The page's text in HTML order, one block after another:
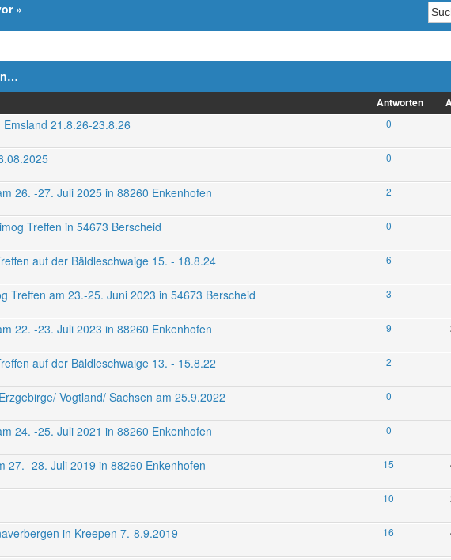
»
Antworten
21.8.26-23.8.26 0
0
26. -27. Juli 2025 in 88260 Enkenhofen 2
Treffen in 54673 Berscheid 0
auf der Bäldleschwaige 15. - 18.8.24 6
Treffen am 23.-25. Juni 2023 in 54673 Berscheid 3
22. -23. Juli 2023 in 88260 Enkenhofen 9
auf der Bäldleschwaige 13. - 15.8.22 2
Vogtland/ Sachsen am 25.9.2022 0
24. -25. Juli 2021 in 88260 Enkenhofen 0
27. -28. Juli 2019 in 88260 Enkenhofen 15
10
in Kreepen 7.-8.9.2019 16